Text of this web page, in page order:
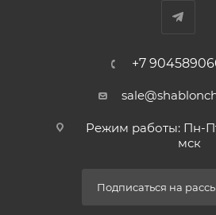
+7
Режим работы: Пн-
мск
Подписаться на